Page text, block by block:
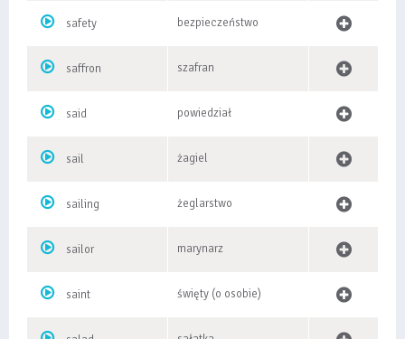
safety bezpieczeństwo
saffron szafran
said powiedział
sail żagiel
sailing żeglarstwo
sailor marynarz
saint święty (o osobie)